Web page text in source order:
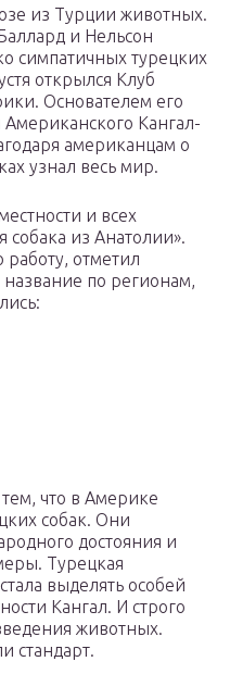
из Турции животных.
и Нельсон
симпатичных турецких
открылся Клуб
Основателем его
Американского Кангал-
американцам о
узнал весь мир.
и всех
собака из Анатолии».
отметил
по регионам,
что в Америке
собак. Они
достояния и
Турецкая
выделять особей
Кангал. И строго
животных.
стандарт.